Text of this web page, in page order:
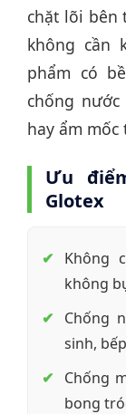
chặt lõi bên
không cần
phẩm có
chống
hay ẩm
Ưu
Glotex
Không
không
Chống
sinh,
Chống
bong